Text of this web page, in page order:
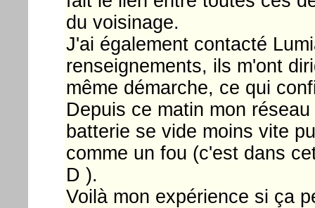
du voisinage.
J'ai également contacté
renseignements, ils m'ont
même démarche, ce qui
Depuis ce matin mon
batterie se vide moins vite
comme un fou (c'est dans
D ).
Voilà mon expérience si ça